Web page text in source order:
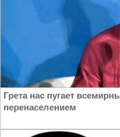
Грета нас пугает
перенаселением